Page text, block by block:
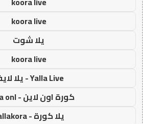
koora live
يلا شوت
koora live
Yalla Live - يلا لايف
كورة اون لاين - koora onl
يلا كورة - yallakora